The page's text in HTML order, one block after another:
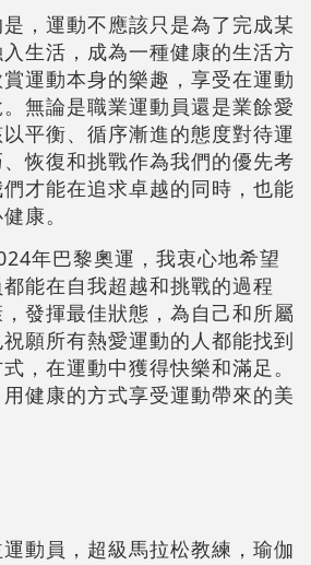
，運動不應該只是為了完成某
生活，成為一種健康的生活方
運動本身的樂趣，享受在運動
無論是職業運動員還是業餘愛
平衡、循序漸進的態度對待運
恢復和挑戰作為我們的優先考
才能在追求卓越的同時，也能
康。
年巴黎奧運，我衷心地希望
能在自我超越和挑戰的過程
發揮最佳狀態，為自己和所屬
願所有熱愛運動的人都能找到
，在運動中獲得快樂和滿足。
健康的方式享受運動帶來的美
動員，超級馬拉松教練，瑜伽